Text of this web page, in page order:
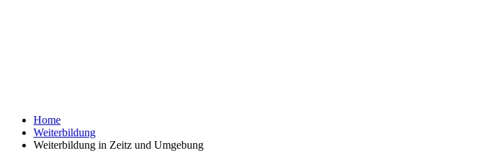
Home
Weiterbildung
Weiterbildung in Zeitz und Umgebung